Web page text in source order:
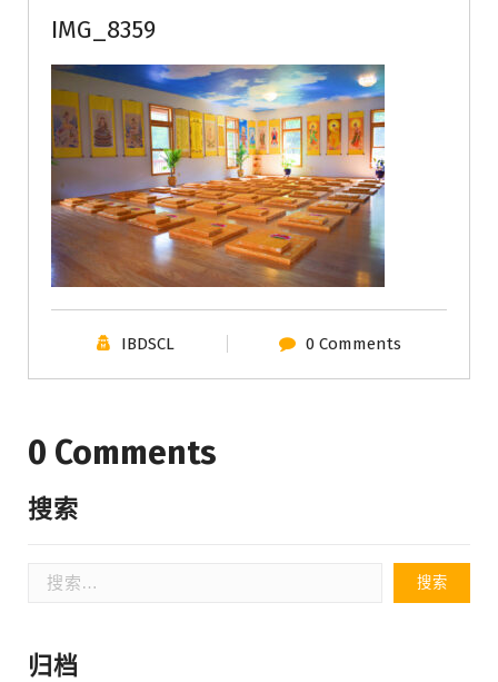
IMG_8359
IBDSCL 0 Comments
0 Comments
搜索
归档